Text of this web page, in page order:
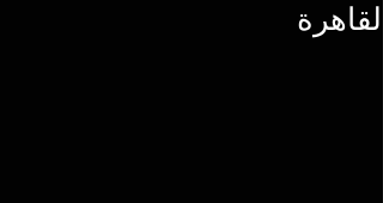
القاهرة